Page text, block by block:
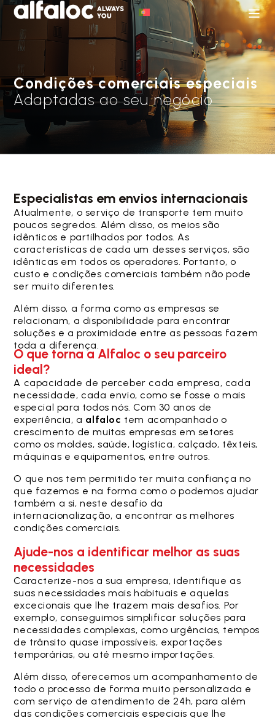
Condições comerciais especiais
Adaptadas ao seu negócio
Especialistas em envios internacionais
Atualmente, o serviço de transporte tem muito
poucos segredos. Além disso, os meios são
idênticos e partilhados por todos. As
características de cada um desses serviços, são
idênticas em todos os operadores. Portanto, o
custo e condições comerciais também não pode
ser muito diferentes.
Além disso, a forma como as empresas se
relacionam, a disponibilidade para encontrar
soluções e a proximidade entre as pessoas fazem
toda a diferença.
O que torna a Alfaloc o seu parceiro
ideal?
A capacidade de perceber cada empresa, cada
necessidade, cada envio, como se fosse o mais
especial para todos nós.Com 30 anos de
experiência, a alfaloc tem acompanhado o
crescimento de muitas empresas em setores
como os moldes, saúde, logística, calçado, têxteis,
máquinas e equipamentos, entre outros.
O que nos tem permitido ter muita confiança no
que fazemos e na forma como o podemos ajudar
também a si, neste desafio da
internacionalização, a encontrar as melhores
condições comerciais.
Ajude-nos a identificar melhor as suas
necessidades
Caracterize-nos a sua empresa, identifique as
suas necessidades mais habituais e aquelas
excecionais que lhe trazem mais desafios. Por
exemplo, conseguimos simplificar soluções para
necessidades complexas, como urgências, tempos
de trânsito quase impossíveis, exportações
temporárias, ou até mesmo importações.
Além disso, oferecemos um acompanhamento de
todo o processo de forma muito personalizada e
com serviço de atendimento de 24h, para além
das condições comerciais especiais que lhe